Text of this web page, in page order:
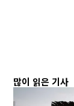
많이 읽은 기사